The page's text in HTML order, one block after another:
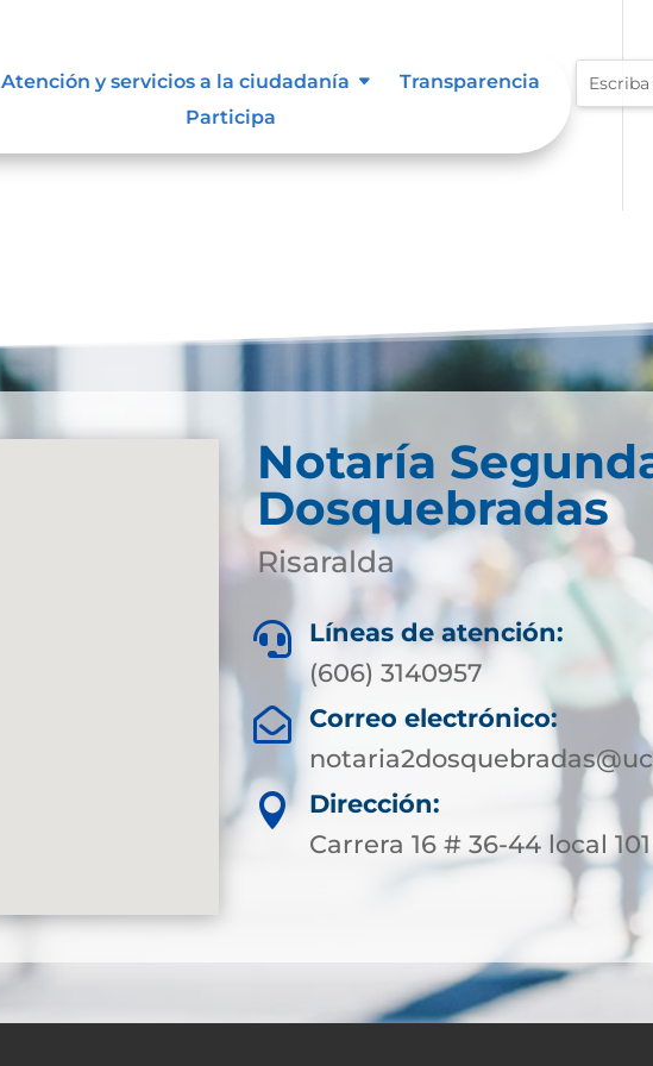
Atención y servicios a la ciudadanía
Transparencia
Participa
Notaría
Dosquebradas
Risaralda

Líneas de atención:
(606) 3140957

Correo electrónico:

Dirección:
Carrera 16 # 36-44 local